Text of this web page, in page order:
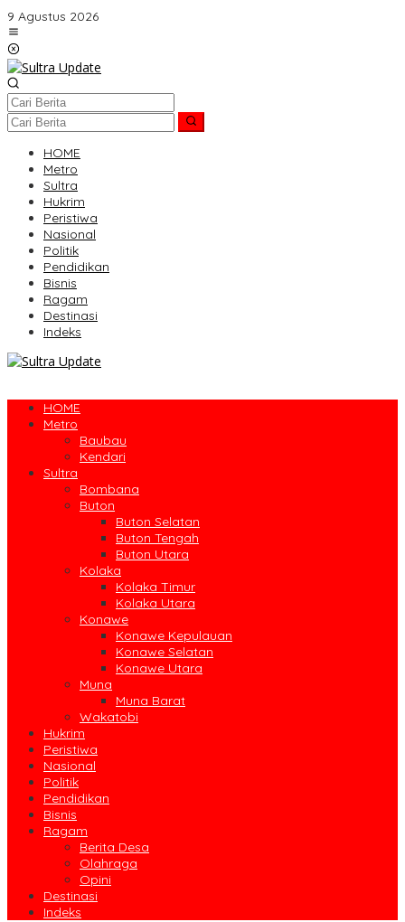
Lewati
ke
konten
9 Agustus 2026
HOME
Metro
Sultra
Hukrim
Peristiwa
Nasional
Politik
Pendidikan
Bisnis
Ragam
Destinasi
Indeks
HOME
Metro
Baubau
Kendari
Sultra
Bombana
Buton
Buton Selatan
Buton Tengah
Buton Utara
Kolaka
Kolaka Timur
Kolaka Utara
Konawe
Konawe Kepulauan
Konawe Selatan
Konawe Utara
Muna
Muna Barat
Wakatobi
Hukrim
Peristiwa
Nasional
Politik
Pendidikan
Bisnis
Ragam
Berita Desa
Olahraga
Opini
Destinasi
Indeks